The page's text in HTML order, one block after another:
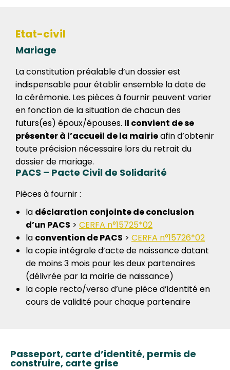
Etat-civil
Mariage
La constitution préalable d’un dossier est
indispensable pour établir ensemble la date de
la cérémonie. Les pièces à fournir peuvent varier
en fonction de la situation de chacun des
futurs(es) époux/épouses. Il convient de se
présenter à l’accueil de la mairieafin d’obtenir
toute précision nécessaire lors du retrait du
dossier de mariage.
PACS – Pacte Civil de Solidarité
Pièces à fournir :
la déclaration conjointe de conclusion
d’un PACS > CERFA n°15725*02
la convention de PACS > CERFA n°15726*02
la copie intégrale d’acte de naissance datant
de moins 3 mois pour les deux partenaires
(délivrée par la mairie de naissance)
la copie recto/verso d’une pièce d’identité en
cours de validité pour chaque partenaire
Passeport, carte d’identité, permis de
construire, carte grise